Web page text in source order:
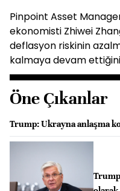
Pinpoint Asset
ekonomisti Zhiwei
deflasyon riskinin
kalmaya devam
Öne Çıkanlar
Trump: Ukrayna anlaşma